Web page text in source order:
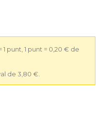
punt, 1 punt = 0,20 € de
de 3,80 €.